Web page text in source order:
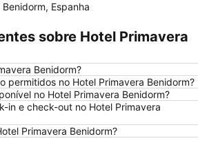
Estación de autobuses
Isla de Benidorm
Aqualandia
Playa de la Ermita
Aqua Natura
Comunidad Valenciana day
Espanha
sobre Hotel Primavera
Benidorm?
permitidos no Hotel Primavera Benidorm?
no Hotel Primavera Benidorm?
in e check-out no Hotel Primavera
Primavera Benidorm?